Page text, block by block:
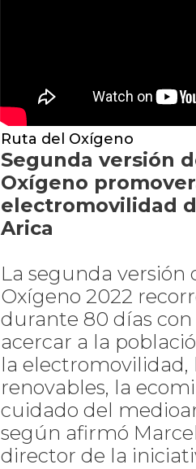
Ruta del Oxígeno
Segunda versión
Oxígeno
electromovilidad
Arica
La segunda versión
Oxígeno 2022
durante 80 días
acercar a la
la electromovilidad,
renovables, la
cuidado del
según afirmó
director de la